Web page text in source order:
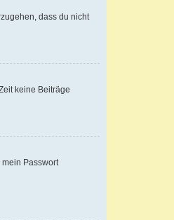
dass du nicht
keine Beiträge
Passwort